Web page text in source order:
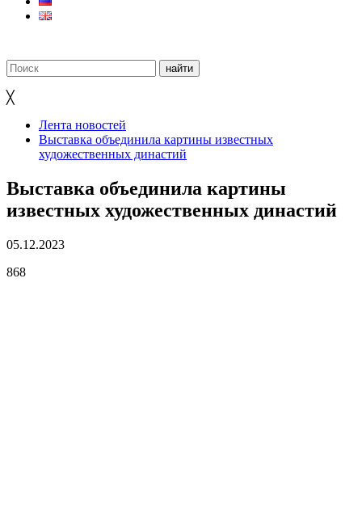
╳
Лента новостей
Выставка объединила картины известных
художественных династий
Выставка объединила картины
известных художественных династий
05.12.2023
868